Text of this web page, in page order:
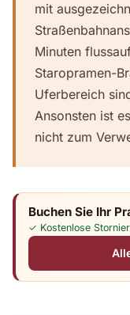
mit
Minuten
Staropramen-
Uferbereich
Ansonsten ist
nicht zum
Buchen Sie Ihr
✓ Kostenlose